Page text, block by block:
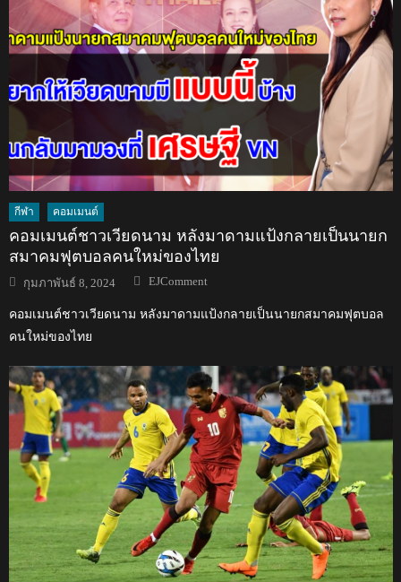
กีฬา คอมเมนต์
คอมเมนต์ชาวเวียดนาม หลังมาดามแป้งกลายเป็นนายก
สมาคมฟุตบอลคนใหม่ของไทย
Posted
on
กุมภาพันธ์ 8, 2024 Author
EJComment
คอมเมนต์ชาวเวียดนาม หลังมาดามแป้งกลายเป็นนายกสมาคมฟุตบอล
คนใหม่ของไทย